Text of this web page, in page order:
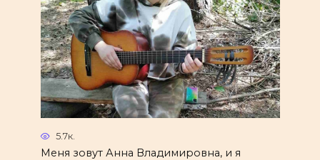
5.7к.
Меня зовут Анна Владимировна, и я